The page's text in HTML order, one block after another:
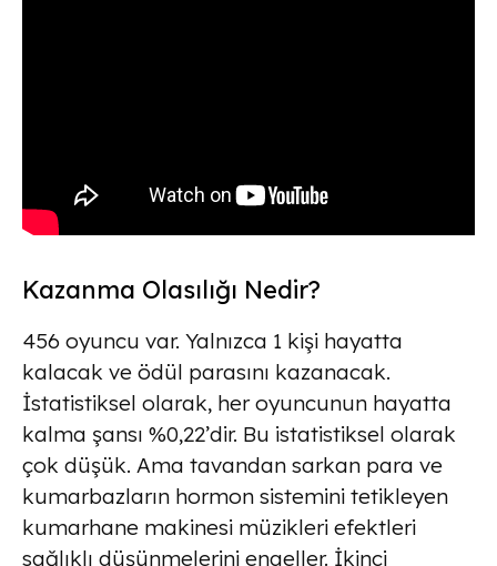
Kazanma Olasılığı Nedir?
456 oyuncu var. Yalnızca 1 kişi hayatta
kalacak ve ödül parasını kazanacak.
İstatistiksel olarak, her oyuncunun hayatta
kalma şansı %0,22’dir. Bu istatistiksel olarak
çok düşük. Ama tavandan sarkan para ve
kumarbazların hormon sistemini tetikleyen
kumarhane makinesi müzikleri efektleri
sağlıklı düşünmelerini engeller. İkinci